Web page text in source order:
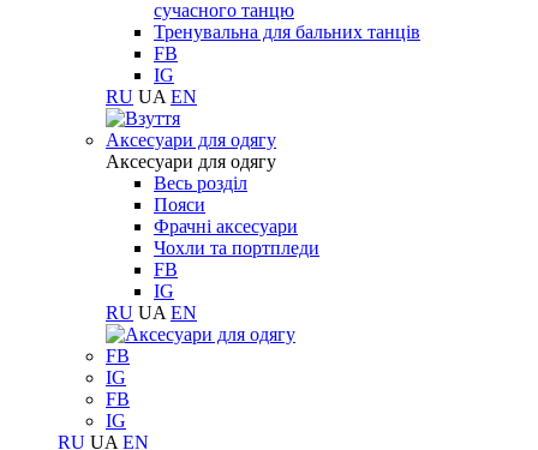
сучасного танцю
Тренувальна для бальних танців
FB
IG
RU UA EN
Aксесуари для одягу
Aксесуари для одягу
Весь розділ
Пояси
Фрачні аксесуари
Чохли та портпледи
FB
IG
RU UA EN
FB
IG
FB
IG
RU UA EN